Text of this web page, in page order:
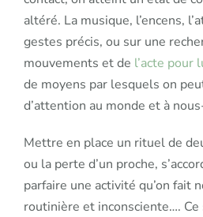
altéré. La musique, l’encens,
gestes précis, ou sur une
mouvements et de l’acte pour
de moyens par lesquels on
d’attention au monde et à
Mettre en place un rituel de
ou la perte d’un proche,
parfaire une activité qu’on fait
routinière et inconsciente….